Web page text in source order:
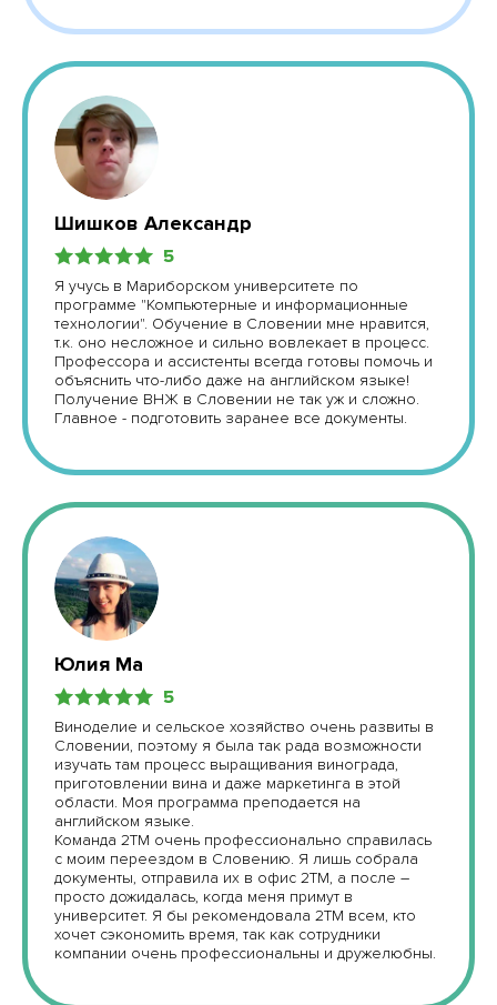
Шишков Александр
5
Я учусь в Мариборском университете по
программе "Компьютерные и информационные
технологии". Обучение в Словении мне нравится,
т.к. оно несложное и сильно вовлекает в процесс.
Профессора и ассистенты всегда готовы помочь и
объяснить что-либо даже на английском языке!
Получение ВНЖ в Словении не так уж и сложно.
Главное - подготовить заранее все документы.
Юлия Ма
5
Виноделие и сельское хозяйство очень развиты в
Словении, поэтому я была так рада возможности
изучать там процесс выращивания винограда,
приготовлении вина и даже маркетинга в этой
области. Моя программа преподается на
английском языке.
Команда 2TM очень профессионально справилась
с моим переездом в Словению. Я лишь собрала
документы, отправила их в офис 2TM, а после –
просто дожидалась, когда меня примут в
университет. Я бы рекомендовала 2TM всем, кто
хочет сэкономить время, так как сотрудники
компании очень профессиональны и дружелюбны.